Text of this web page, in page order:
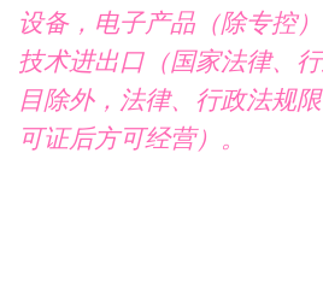
设备，电子产品（除专控）
技术进出口（国家法律、
目除外，法律、行政法规
可证后方可经营）。